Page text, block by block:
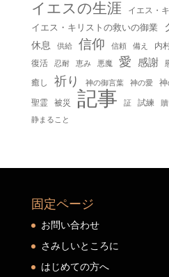
イエスの生涯
イエス・
イエス・キリストの救いの御業
休息 供給 信仰 信頼 備え 内
復活
忍耐 恵み 悪魔 愛 感謝
癒し
祈り 神の御言葉 神の愛
聖霊 被災 記事 証 試練
静まること
固定ページ
お問い合わせ
さみしいところに
はじめての方へ